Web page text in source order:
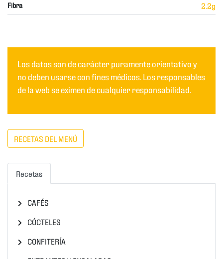
RECETAS DEL MENÚ
Recetas
CAFÉS
CÓCTELES
CONFITERÍA
Fibra 2.2g
Los datos son de carácter puramente orientativo y
no deben usarse con fines médicos. Los responsables
de la web se eximen de cualquier responsabilidad.